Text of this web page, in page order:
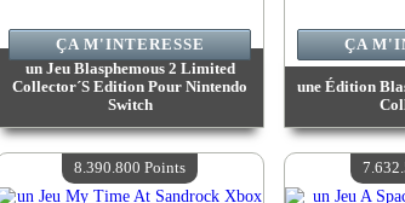
un Jeu Blasphemous 2 Limited
Collector´S Edition Pour Nintendo
Switch
Valeur :9 325 700 Points
Quantité Disponible :4
ÇA M'INTERESSE
une Édition
Valeur :9
Quantité
ÇA
8.390.800 Points